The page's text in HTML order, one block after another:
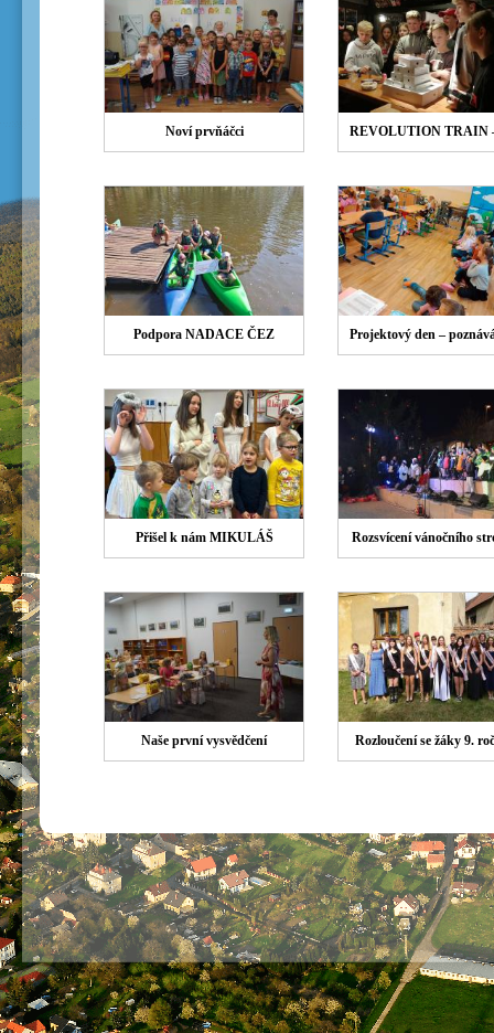
Noví prvňáčci
Podpora NADACE ČEZ
Přišel k nám MIKULÁŠ Rozsvícení vánočního
Naše první vysvědčení Rozloučení se žáky 9.